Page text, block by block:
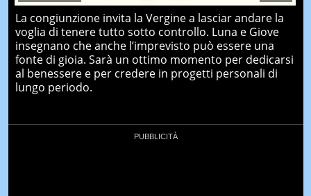
La congiunzione invita la Vergine a lasciar andare la
voglia di tenere tutto sotto controllo. Luna e Giove
insegnano che anche l’imprevisto può essere una
fonte di gioia. Sarà un ottimo momento per dedicarsi
al benessere e per credere in progetti personali di
lungo periodo.